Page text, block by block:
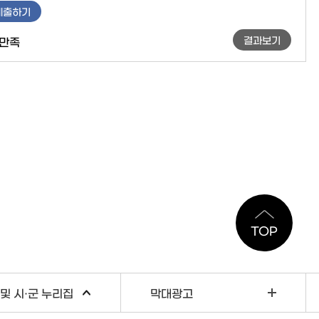
족
출하기
결과보기
TOP
시·군 누리집 막대광고